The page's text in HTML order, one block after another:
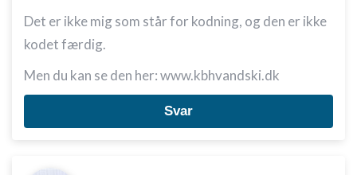
Det er ikke mig som står for kodning, og den er ikke
kodet færdig.
Men du kan se den her: www.kbhvandski.dk
Svar